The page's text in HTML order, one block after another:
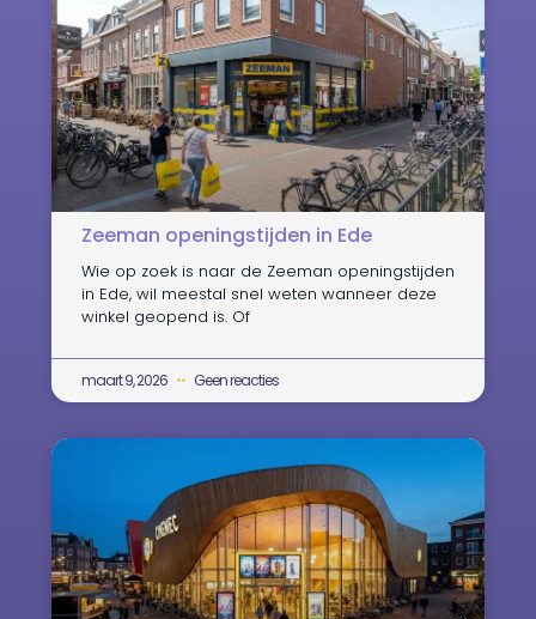
Zeeman openingstijden in Ede
Wie op zoek is naar de Zeeman openingstijden
in Ede, wil meestal snel weten wanneer deze
winkel geopend is. Of
maart 9, 2026 Geen reacties